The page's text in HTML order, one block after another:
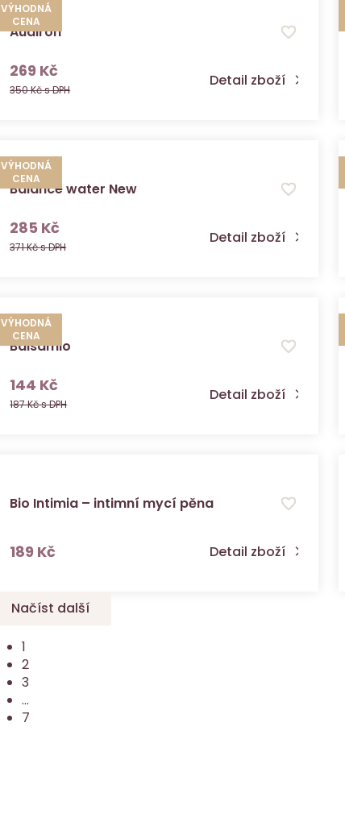
VÝHODNÁ
CENA
Audiron
269 Kčs DPH
350 Kč s DPH
Detail zboží
VÝHODNÁ
CENA
Balance water New
285 Kčs DPH
371 Kč s DPH
Detail zboží
VÝHODNÁ
CENA
Balsamio
144 Kčs DPH
187 Kč s DPH
Detail zboží
Bio Intimia – intimní mycí pěna
189 Kčs DPH Detail zboží
Načíst další
1
2
3
...
7